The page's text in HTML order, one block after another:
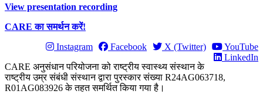
View presentation recording
CARE का समर्थन करें!
YouTube
X (Twitter)
Facebook
Instagram
LinkedIn
CARE अनुसंधान परियोजना को राष्ट्रीय स्वास्थ्य संस्थान के
राष्ट्रीय उम्र संबंधी संस्थान द्वारा पुरस्कार संख्या R24AG063718,
R01AG083926 के तहत समर्थित किया गया है।